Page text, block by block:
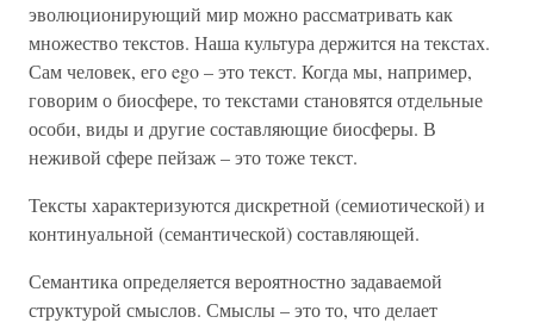
эволюционирующий мир можно рассматривать как
множество текстов. Наша культура держится на текстах.
Сам человек, его ego – это текст. Когда мы, например,
говорим о биосфере, то текстами становятся отдельные
особи, виды и другие составляющие биосферы. В
неживой сфере пейзаж – это тоже текст.
Тексты характеризуются дискретной (семиотической) и
континуальной (семантической) составляющей.
Семантика определяется вероятностно задаваемой
структурой смыслов. Смыслы – это то, что делает